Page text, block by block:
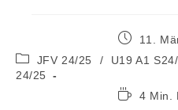
11.
JFV 24/25
/ U19 A1
24/25
4 Min.